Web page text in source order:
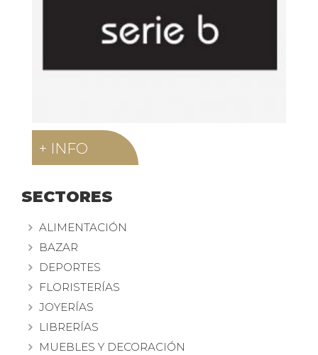
+ INFO
SECTORES
ALIMENTACIÓN
BAZAR
DEPORTES
FLORISTERÍAS
JOYERÍAS
LIBRERÍAS
MUEBLES Y DECORACIÓN